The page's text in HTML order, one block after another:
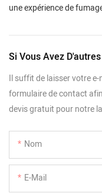
une expérience de
Si Vous Avez
Il suffit de laisser votre
formulaire de contact
devis gratuit pour notre
Nom
E-Mail